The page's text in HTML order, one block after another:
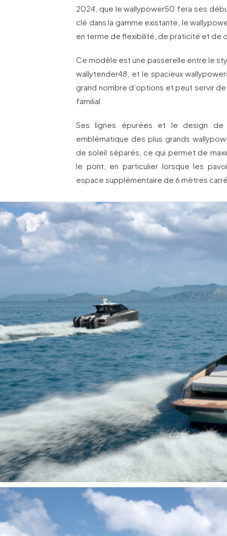
2024, que le wallypower50 fera ses
clé dans la gamme existante, le
en terme de flexibilité, de praticité et de
Ce modèle est une passerelle entre le
wallytender48, et le spacieux
grand nombre d’options et peut servir
familial.
Ses lignes épurées et le design
emblématique des plus grands
de soleil séparés, ce qui permet de
le pont, en particulier lorsque les
espace supplémentaire de 6 mètres